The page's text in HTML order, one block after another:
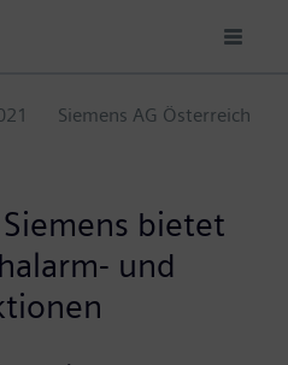
Siemens AG Österreich
bietet
und